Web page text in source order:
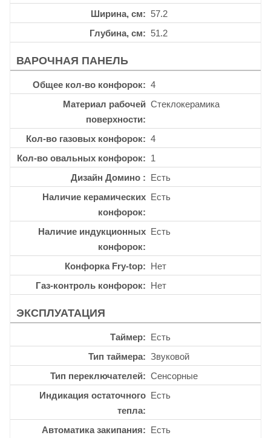
Ширина, см
57.2
Глубина, см
51.2
ВАРОЧНАЯ ПАНЕЛЬ
Общее кол-во конфорок
4
Материал рабочей
поверхности
Стеклокерамика
Кол-во газовых конфорок
4
Кол-во овальных конфорок
1
Дизайн Домино
Есть
Наличие керамических
конфорок
Есть
Наличие индукционных
конфорок
Есть
Конфорка Fry-top
Нет
Газ-контроль конфорок
Нет
ЭКСПЛУАТАЦИЯ
Таймер
Есть
Тип таймера
Звуковой
Тип переключателей
Сенсорные
Индикация остаточного
тепла
Есть
Автоматика закипания
Есть